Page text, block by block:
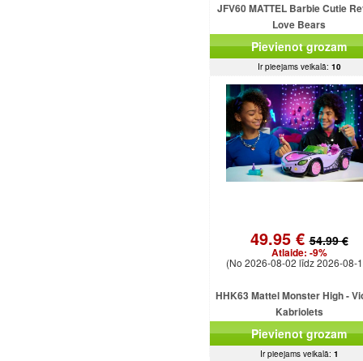
JFV60 MATTEL Barbie Cutie
Love Bears
Pievienot grozam
Ir pieejams veikalā: 10
49.95 €54.99 €
Atlaide: -9%
(No 2026-08-02 līdz 2026-08-
HHK63 Mattel Monster High -
Kabriolets
Pievienot grozam
Ir pieejams veikalā: 1